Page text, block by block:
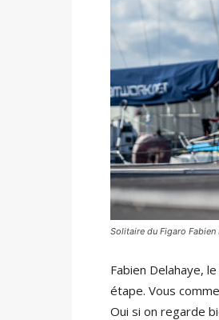
Solitaire du Figaro
Fabien Delahaye,
étape. Vous
Oui si on regarde